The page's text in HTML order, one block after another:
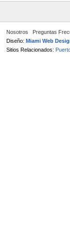
Nosotros Preguntas
Diseño: Miami Web
Sitios Relacionados: